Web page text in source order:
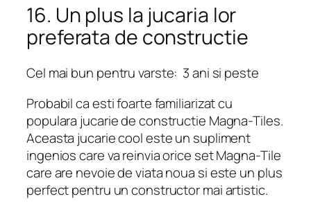
16. Un plus la jucaria lor
preferata de constructie
Cel mai bun pentru varste: 3 ani si peste
Probabil ca esti foarte familiarizat cu
populara jucarie de constructie Magna-Tiles.
Aceasta jucarie cool este un supliment
ingenios care va reinvia orice set Magna-Tile
care are nevoie de viata noua si este un plus
perfect pentru un constructor mai artistic.